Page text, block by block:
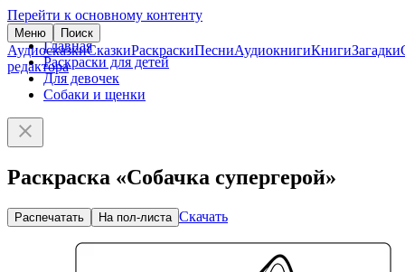
Перейти к основному контенту
Меню Поиск
АудиосказкиСказкиРаскраскиПесниАудиокнигиКнигиЗагадки
редактора
Главная
Раскраски для детей
Для девочек
Собаки и щенки
Раскраска «Собачка супергерой»
Распечатать На пол-листа Скачать